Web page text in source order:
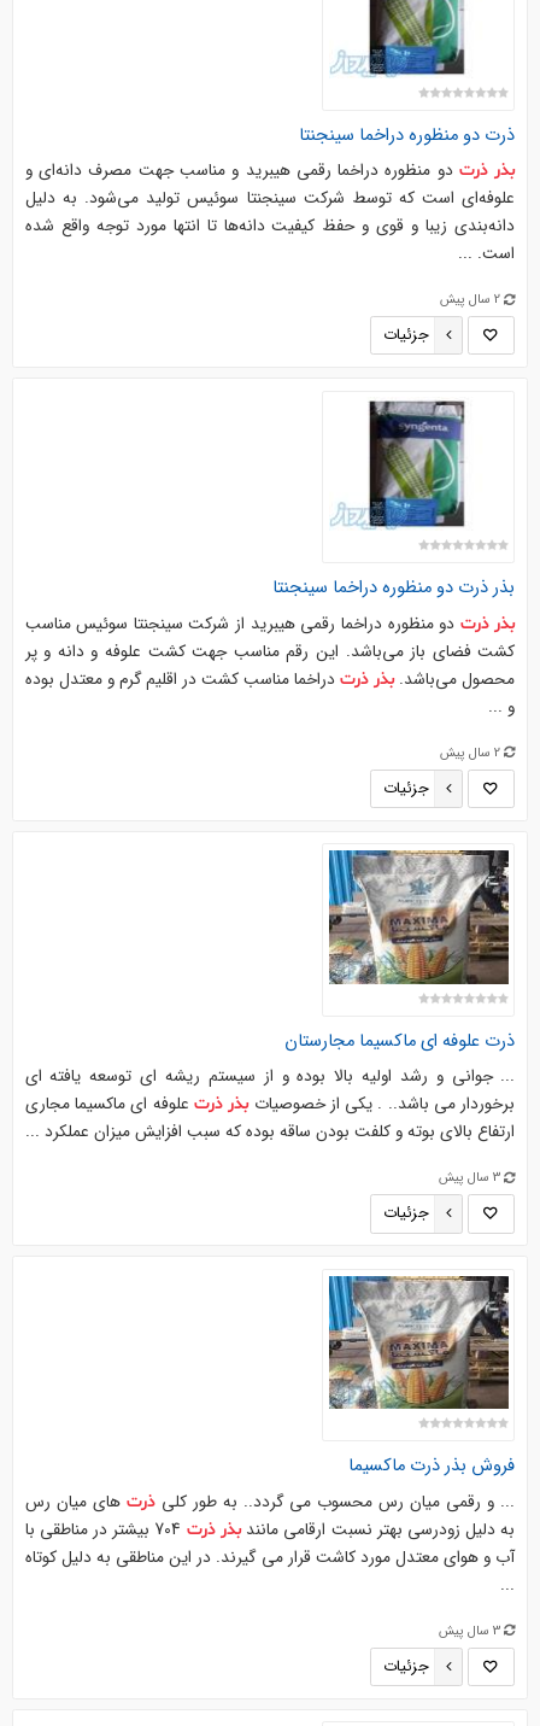
ذرت دو منظوره دراخما سینجنتا
بذر ذرتدو منظوره دراخما رقمی هیبرید و مناسب جهت مصرف دانه‌ای و
علوفه‌ای است که توسط شرکت سینجنتا سوئیس تولید می‌شود. به دلیل
دانه‌بندی زیبا و قوی و حفظ کیفیت دانه‌ها تا انتها مورد توجه واقع شده
است. ...
2 سال پیش
جزئیات
بذرذرت دو منظوره دراخما سینجنتا
بذر ذرت دو منظوره دراخما رقمی هیبرید از شرکت سینجنتا سوئیس مناسب
کشت فضای باز می‌باشد. این رقم مناسب جهت کشت علوفه و دانه و پر
محصول می‌باشد.بذر ذرتدراخما مناسب کشت در اقلیم گرم و معتدل بوده
و ...
2 سال پیش
جزئیات
ذرت علوفه ای ماکسیما مجارستان
... جوانی و رشد اولیه بالا بوده و از سیستم ریشه ای توسعه یافته ای
برخوردار می باشد.. . یکی از خصوصیاتبذر ذرت علوفه ای ماکسیما مجاری
ارتفاع بالای بوته و کلفت بودن ساقه بوده که سبب افزایش میزان عملکرد ...
3 سال پیش
جزئیات
فروش بذرذرت ماکسیما
... و رقمی میان رس محسوب می گردد.. به طور کلیذرت های میان رس
به دلیل زودرسی بهتر نسبت ارقامی مانندبذر ذرت
704 بیشتر در مناطقی با
آب و هوای معتدل مورد کاشت قرار می گیرند. در این مناطقی به دلیل کوتاه
...
3 سال پیش
جزئیات